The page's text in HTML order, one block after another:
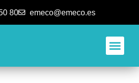
80 emeco@emeco.es